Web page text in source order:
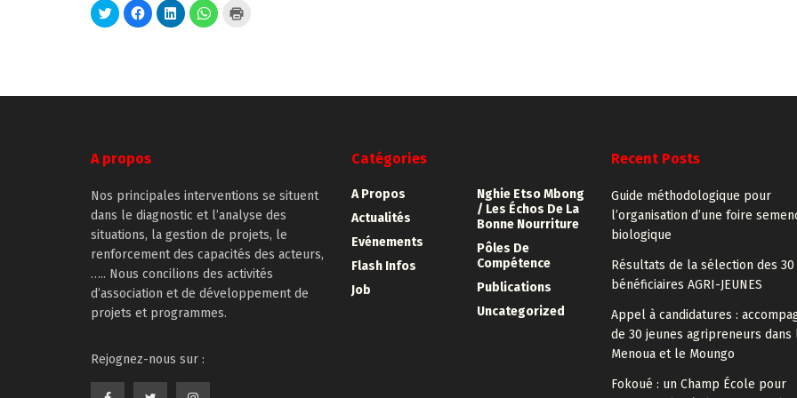
Cliquez
pour
partager
fenêtre)
Cliquez
pour
partager
fenêtre)
Cliquez
pour
partager
fenêtre)
Cliquez
pour
fenêtre)
A propos
Nos principales interventions se situent
dans le diagnostic et l’analyse des
situations, la gestion de projets, le
renforcement des capacités des acteurs,
….. Nous concilions des activités
d’association et de développement de
projets et programmes.
Rejognez-nous sur :
Catégories
A Propos
Actualités
Evénements
Flash Infos
Job
Nghie Etso Mbong
/ Les Échos De La
Bonne Nourriture
Pôles De
Compétence
Publications
Uncategorized
Recent Posts
Guide méthodologique pour
l’organisation d’une foire
biologique
Résultats de la sélection des 30
bénéficiaires AGRI-JEUNES
Appel à candidatures :
de 30 jeunes agripreneurs dans
Menoua et le Moungo
Fokoué : un Champ École pour